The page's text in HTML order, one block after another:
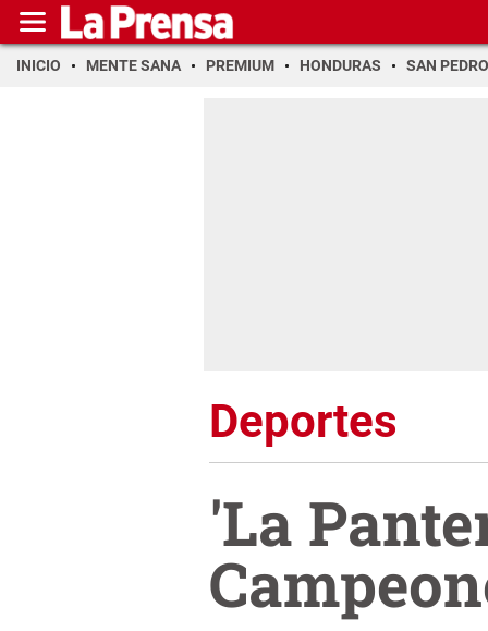
INICIO MENTE SANA PREMIUM HONDURAS SAN PEDRO
Deportes
'La